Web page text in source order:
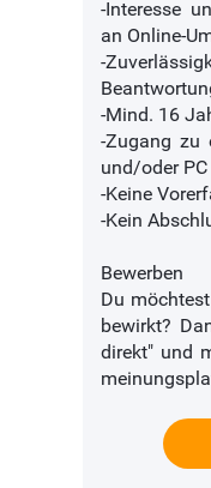
-Interesse
an Online-
-
-Mind. 16
-Zugang zu
und/oder
-Keine
-Kein
Bewerben
Du
bewirkt?
direkt" und